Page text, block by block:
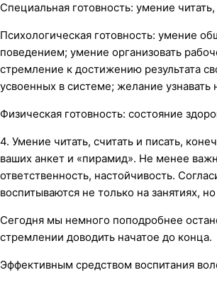
Специальная готовность: умение читать,
Психологическая готовность: умение
поведением; умение организовать
стремление к достижению результата
усвоенных в системе; желание
Физическая готовность: состояние
4. Умение читать, считать и писать,
ваших анкет и «пирамид». Не менее
ответственность, настойчивость.
воспитываются не только на занятиях,
Сегодня мы немного поподробнее
стремлении доводить начатое до конца.
Эффективным средством воспитания